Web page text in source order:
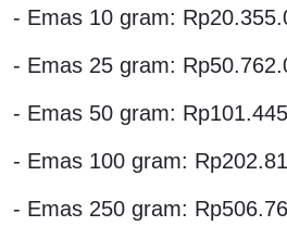
- Emas 10 gram:
- Emas 25 gram:
- Emas 50 gram:
- Emas 100 gram:
- Emas 250 gram: